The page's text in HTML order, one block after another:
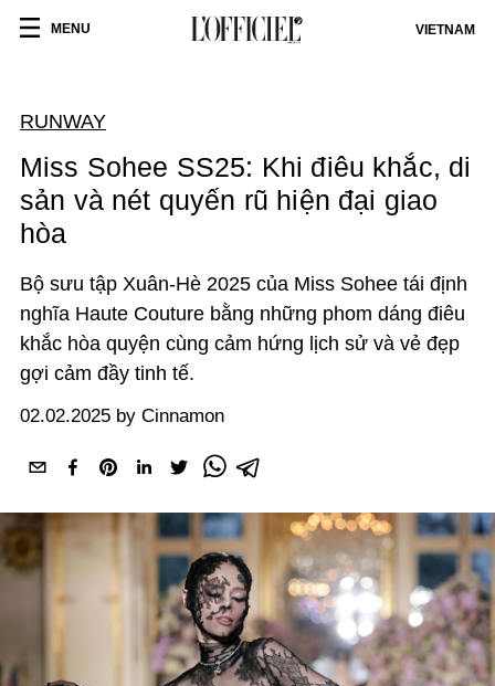
MENU VIETNAM
RUNWAY
Miss Sohee SS25: Khi điêu khắc, di
sản và nét quyến rũ hiện đại giao
hòa
Bộ sưu tập Xuân-Hè 2025 của Miss Sohee tái định
nghĩa Haute Couture bằng những phom dáng điêu
khắc hòa quyện cùng cảm hứng lịch sử và vẻ đẹp
gợi cảm đầy tinh tế.
02.02.2025 by Cinnamon